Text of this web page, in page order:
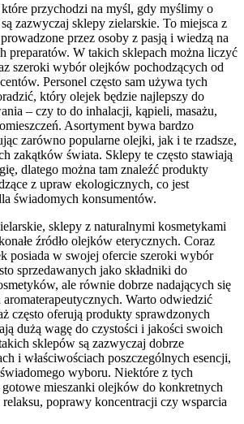
przychodzi na myśl, gdy myślimy o
zazwyczaj sklepy zielarskie. To miejsca z
przez osoby z pasją i wiedzą na
preparatów. W takich sklepach można liczyć
szeroki wybór olejków pochodzących od
Personel często sam używa tych
który olejek będzie najlepszy do
– czy to do inhalacji, kąpieli, masażu,
Asortyment bywa bardzo
zarówno popularne olejki, jak i te rzadsze,
zakątków świata. Sklepy te często stawiają
dlatego można tam znaleźć produkty
z upraw ekologicznych, co jest
świadomych konsumentów.
sklepy z naturalnymi kosmetykami
źródło olejków eterycznych. Coraz
posiada w swojej ofercie szeroki wybór
sprzedawanych jako składniki do
ale równie dobrze nadających się
Warto odwiedzić
często oferują produkty sprawdzonych
dużą wagę do czystości i jakości swoich
sklepów są zazwyczaj dobrze
i właściwościach poszczególnych esencji,
wyboru. Niektóre z tych
mieszanki olejków do konkretnych
relaksu, poprawy koncentracji czy wsparcia